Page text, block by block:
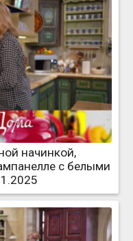
начинкой,
с белыми